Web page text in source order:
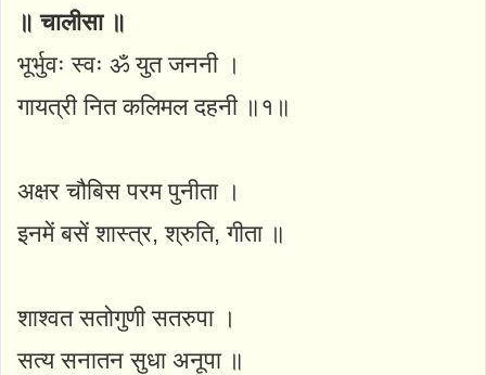
॥ चालीसा ॥
भूर्भुवः स्वः ॐ युत जननी ।
गायत्री नित कलिमल दहनी ॥१॥
अक्षर चौबिस परम पुनीता ।
इनमें बसें शास्त्र, श्रुति, गीता ॥
शाश्वत सतोगुणी सतरुपा ।
सत्य सनातन सुधा अनूपा ॥